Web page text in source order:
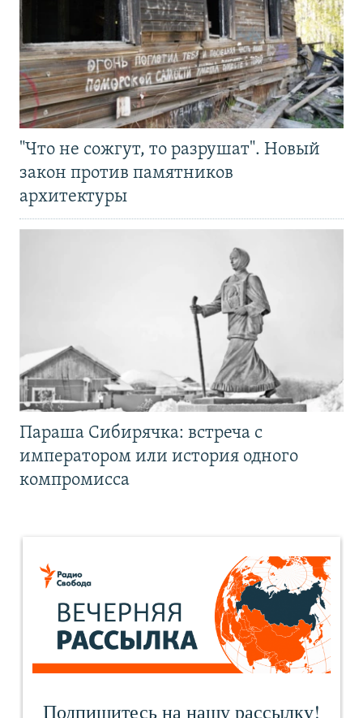
"Что не сожгут, то разрушат". Новый
закон против памятников
архитектуры
Параша Сибирячка: встреча с
императором или история одного
компромисса